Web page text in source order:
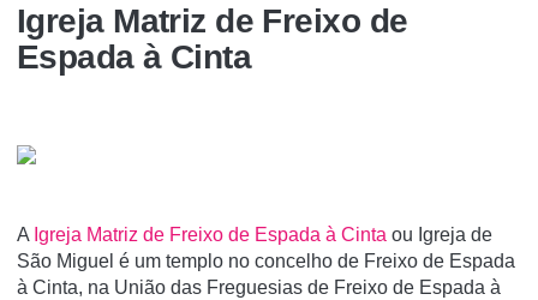
Igreja Matriz de Freixo de
Espada à Cinta
A Igreja Matriz de Freixo de Espada à Cinta ou Igreja de
São Miguel é um templo no concelho de Freixo de Espada
à Cinta, na União das Freguesias de Freixo de Espada à